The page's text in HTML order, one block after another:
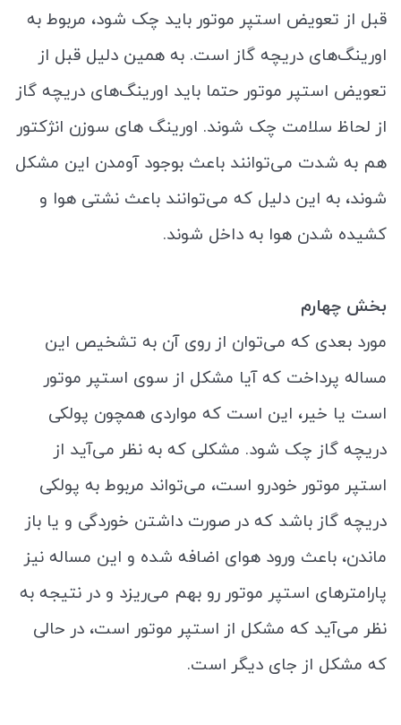
قبل از تعویض استپر موتور باید چک شود، مربوط به
اورینگ‌های دریچه گاز است. به همین دلیل قبل از
تعویض استپر موتور حتما باید اورینگ‌های دریچه گاز
از لحاظ سلامت چک شوند. اورینگ های سوزن انژکتور
هم به شدت می‌توانند باعث بوجود آومدن این مشکل
شوند، به این دلیل که می‌توانند باعث نشتی هوا و
کشیده شدن هوا به داخل شوند.
بخش چهارم
مورد بعدی که می‌توان از روی آن به تشخیص این
مساله پرداخت که آیا مشکل از سوی استپر موتور
است یا خیر، این است که مواردی همچون پولکی
دریچه گاز چک شود. مشکلی که به نظر می‌آید از
استپر موتور خودرو است، می‌تواند مربوط به پولکی
دریچه گاز باشد که در صورت داشتن خوردگی و یا باز
ماندن، باعث ورود هوای اضافه شده و این مساله نیز
پارامترهای استپر موتور رو بهم می‌ریزد و در نتیجه به
نظر می‌آید که مشکل از استپر موتور است، در حالی
که مشکل از جای دیگر است.